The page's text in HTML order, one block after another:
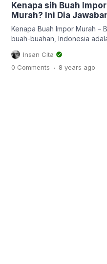
Kenapa sih Buah Impor
Murah? Ini Dia
Kenapa Buah Impor Murah –
buah-buahan, Indonesia
juarannya. Faktor alam yang
menjadikan hampir semua
buahan bisa tumbuh subur di
Insan Cita
0 Comments . 8 years ago